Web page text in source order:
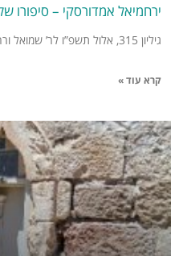
ירחמיאל אמדורסקי – סיפורו
גיליון 315, אלול תשפ”ו לר’ שמואל ורחל אמדורסקי לא היו
קרא עוד »